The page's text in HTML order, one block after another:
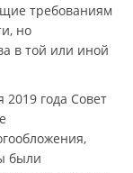
требованиям
но
в той или иной
2019 года Совет
были